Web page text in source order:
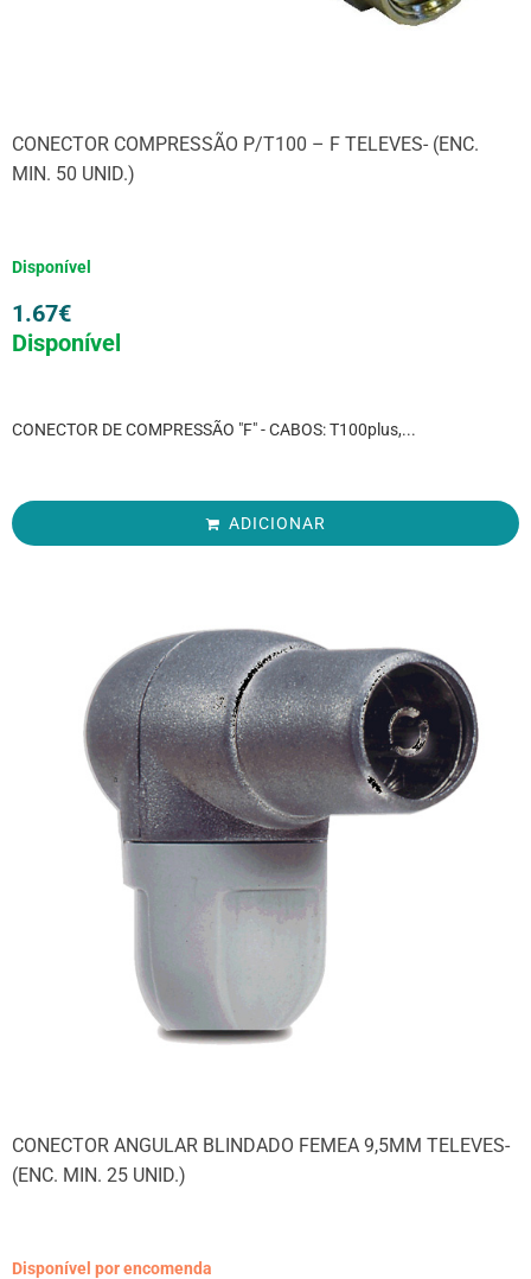
CONECTOR COMPRESSÃO P/T100 – F TELEVES- (ENC.
MIN. 50 UNID.)
Disponível
1.67€
Disponível
CONECTOR DE COMPRESSÃO "F" - CABOS: T100plus,...
ADICIONAR
CONECTOR ANGULAR BLINDADO FEMEA 9,5MM TELEVES-
(ENC. MIN. 25 UNID.)
Disponível por encomenda